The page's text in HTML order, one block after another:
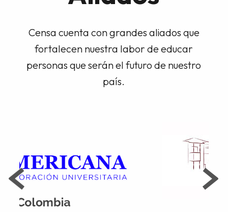
Censa cuenta con grandes aliados que
fortalecen nuestra labor de educar
personas que serán el futuro de nuestro
país.